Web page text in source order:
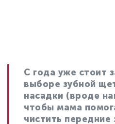
С года уже стоит
выборе зубной
насадки (вроде
чтобы мама
чистить передние